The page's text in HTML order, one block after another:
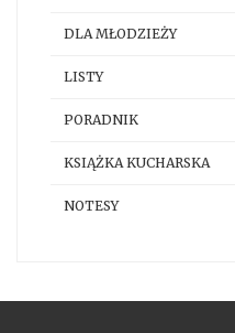
DLA MŁODZIEŻY
LISTY
PORADNIK
KSIĄŻKA KUCHARSKA
NOTESY